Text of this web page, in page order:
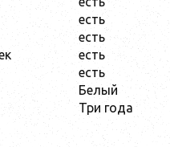
есть
есть
есть
есть
Белый
Три года